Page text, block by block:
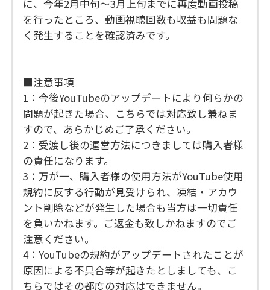
に、今年2月中旬～3月上旬までに再度動画投稿
を行ったところ、動画視聴回数も収益も問題な
く発生することを確認済みです。
■注意事項
1：今後YouTubeのアップデートにより何らかの
問題が起きた場合、こちらでは対応致し兼ねま
すので、あらかじめご了承ください。
2：受渡し後の運営方法につきましては購入者様
の責任になります。
3：万が一、購入者様の使用方法がYouTube使用
規約に反する行動が見受けられ、凍結・アカウ
ント削除などが発生した場合も当方は一切責任
を負いかねます。ご返金も致しかねますのでご
注意ください。
4：YouTubeの規約がアップデートされたことが
原因による不具合等が起きたとしましても、こ
ちらではその都度の対応はできません。